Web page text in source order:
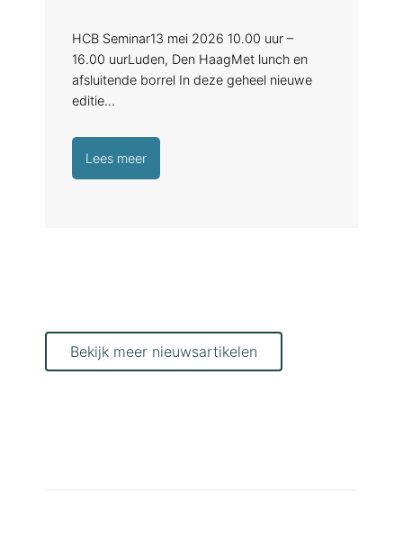
HCB Seminar13 mei 2026 10.00 uur –
16.00 uurLuden, Den HaagMet lunch en
afsluitende borrel In deze geheel nieuwe
editie…
Lees meer
Bekijk meer nieuwsartikelen